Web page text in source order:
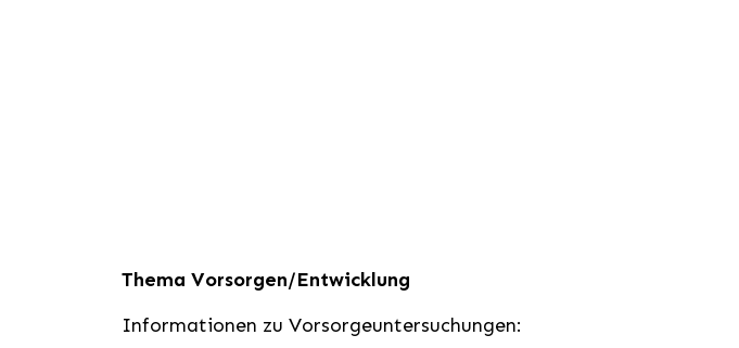
Thema Vorsorgen/Entwicklung
Informationen zu Vorsorgeuntersuchungen: